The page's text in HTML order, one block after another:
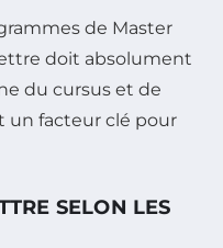
de Master
doit absolument
du cursus et de
un facteur clé pour
SELON LES